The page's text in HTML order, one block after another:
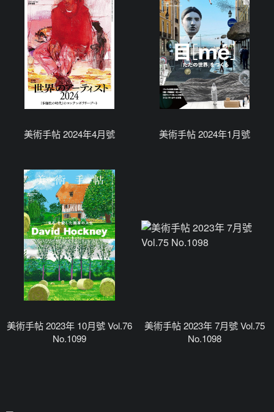
美術手帖 2024年4月號 美術手帖 2024年1月號
美術手帖 2023年 10月號 Vol.76
No.1099
美術手帖 2023年 7月號 Vol.75
No.1098